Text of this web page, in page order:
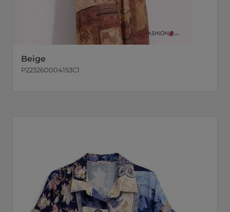
Beige
P223260004153C1